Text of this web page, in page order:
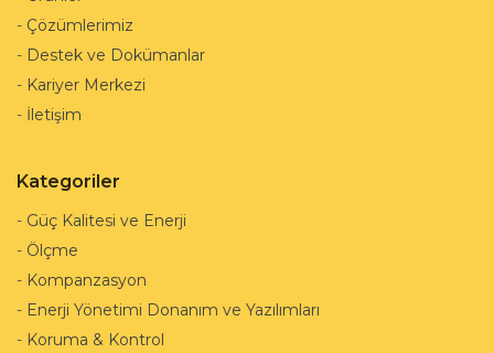
- Çözümlerimiz
- Destek ve Dokümanlar
- Kariyer Merkezi
- İletişim
Kategoriler
- Güç Kalitesi ve Enerji
- Ölçme
- Kompanzasyon
- Enerji Yönetimi Donanım ve Yazılımları
- Koruma & Kontrol